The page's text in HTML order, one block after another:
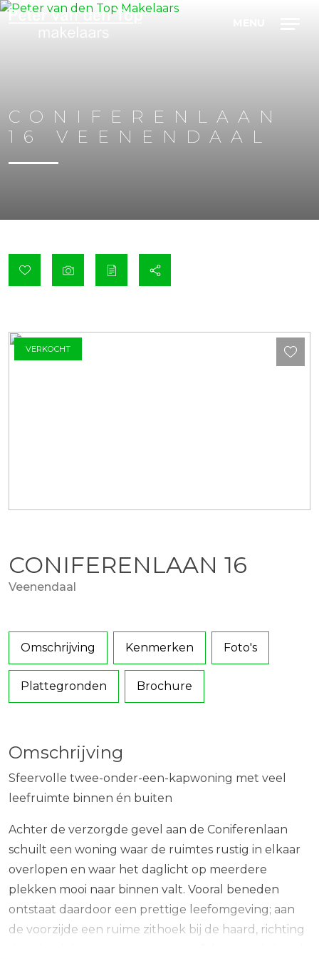
CONIFERENLAAN
16 VEENENDAAL
VERKOCHT
CONIFERENLAAN 16
Veenendaal
Omschrijving Kenmerken Foto's
Plattegronden Brochure
Omschrijving
Sfeervolle twee-onder-een-kapwoning met veel
leefruimte binnen én buiten
Achter de verzorgde gevel aan de Coniferenlaan
schuilt een woning waar de ruimtes rustig in elkaar
overlopen en waar het daglicht op meerdere
plekken mooi naar binnen valt. Vooral beneden
ontstaat daardoor een prettige leefomgeving; aan
de voorzijde een ruime zithoek bij de haard, richting